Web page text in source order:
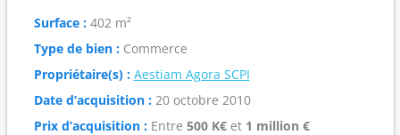
Surface :402 m²
Type de bien :Commerce
Propriétaire(s) : Aestiam Agora SCPI
Date d’acquisition :20 octobre 2010
Prix d’acquisition :Entre 500 K€et 1 million €